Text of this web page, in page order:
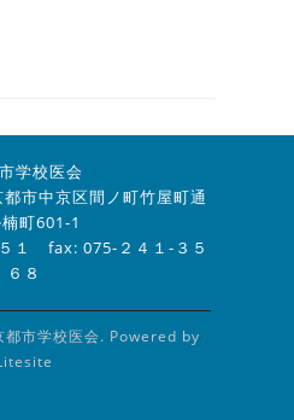
学校医会
市中京区間ノ町竹屋町通
町601-1
１ fax: 075-２４１-３５
６８
市学校医会. Powered by